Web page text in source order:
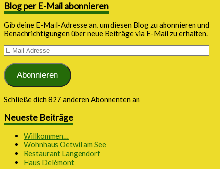
Blog per E-Mail abonnieren
Gib deine E-Mail-Adresse an, um diesen Blog zu abonnieren und
Benachrichtigungen über neue Beiträge via E-Mail zu erhalten.
E-
Mail-
Adresse
Abonnieren
Schließe dich 827 anderen Abonnenten an
Neueste Beiträge
Willkommen…
Wohnhaus Oetwil am See
Restaurant Langendorf
Haus Delémont